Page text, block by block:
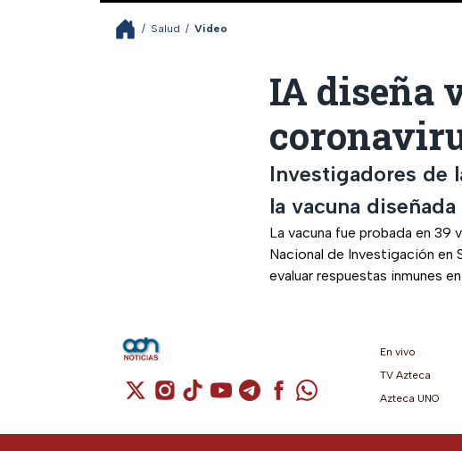
/ Salud / Video
IA diseña
Investigadores de
la vacuna
La vacuna fue probada en
Nacional de Investigación en
evaluar respuestas inmunes
Cuenta de X / Twitter (se abre en una nueva
Cuenta de Instagram (se abre en una nueva
Cuenta de TikTok (se abre en una nueva
Cuenta de YouTube (se abre en una
Cuenta de Telegram (se abre en
Cuenta de Facebook (se
Cuenta de WhatsApp
En vivo
TV Azteca
Azteca UNO